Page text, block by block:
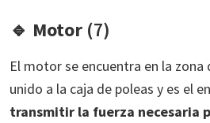
🔹 Motor (7)
El motor se encuentra en la
unido a la caja de poleas y es el
transmitir la fuerza necesaria